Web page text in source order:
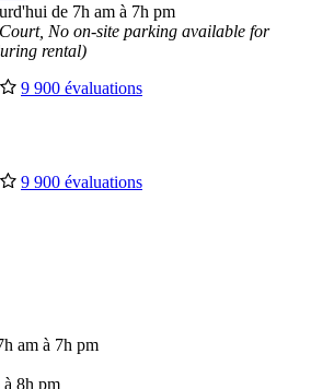
de 7h am à 7h pm
No on-site parking available for
rental)
9 900 évaluations
9 900 évaluations
am à 7h pm
à 8h pm